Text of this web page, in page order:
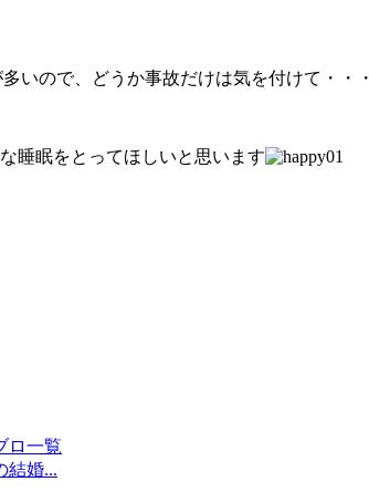
いので、どうか事故だけは気を付けて・・・
睡眠をとってほしいと思います
ロ一覧
結婚...